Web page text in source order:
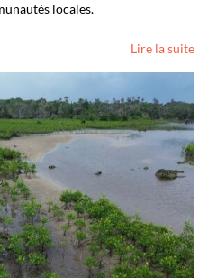
locales.
Lire la suite